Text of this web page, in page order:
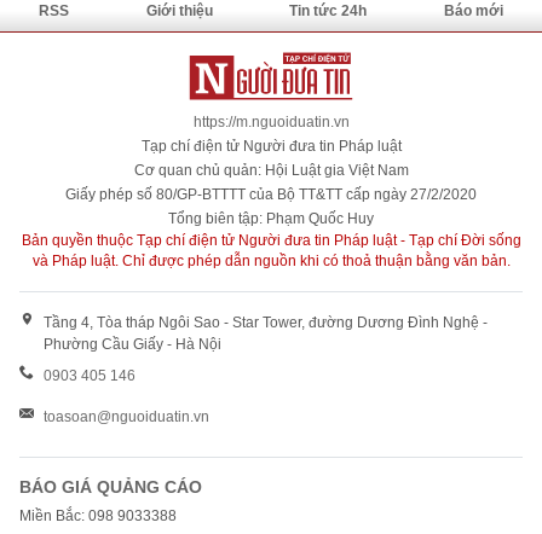
RSS Giới thiệu Tin tức 24h Báo mới
https://m.nguoiduatin.vn
Tạp chí điện tử Người đưa tin Pháp luật
Cơ quan chủ quản: Hội Luật gia Việt Nam
Giấy phép số 80/GP-BTTTT của Bộ TT&TT cấp ngày 27/2/2020
Tổng biên tập: Phạm Quốc Huy
Bản quyền thuộc Tạp chí điện tử Người đưa tin Pháp luật - Tạp chí Đời sống
và Pháp luật. Chỉ được phép dẫn nguồn khi có thoả thuận bằng văn bản.
Tầng 4, Tòa tháp Ngôi Sao - Star Tower, đường Dương Đình Nghệ -
Phường Cầu Giấy - Hà Nội
0903 405 146
toasoan@nguoiduatin.vn
BÁO GIÁ QUẢNG CÁO
Miền Bắc: 098 9033388